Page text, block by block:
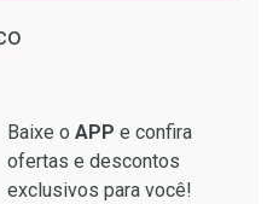
Baixe o APP e confira
ofertas e descontos
exclusivos para você!